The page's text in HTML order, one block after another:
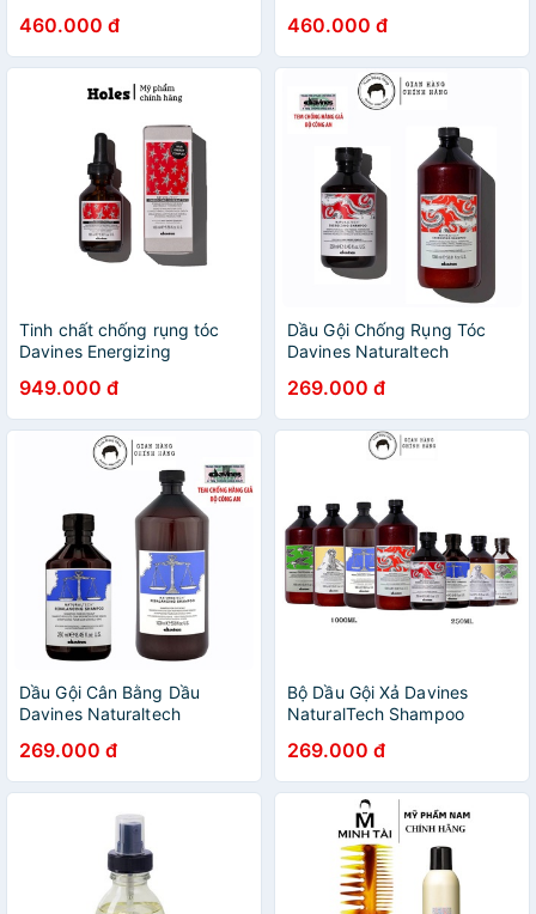
460.000 đ 460.000 đ
Tinh chất chống rụng tóc
Davines Energizing
949.000 đ
Dầu Gội Chống Rụng Tóc
Davines Naturaltech
269.000 đ
Dầu Gội Cân Bằng Dầu
Davines Naturaltech
Hãng 250ml
269.000 đ
Bộ Dầu Gội Xả Davines
NaturalTech Shampoo
269.000 đ